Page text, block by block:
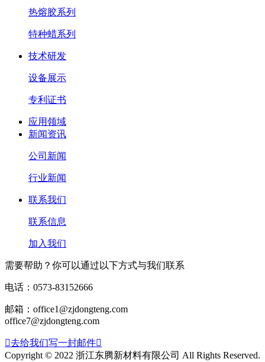
热熔胶系列
特种蜡系列
技术研发
设备展示
专利证书
应用领域
新闻资讯
公司新闻
行业新闻
联系我们
联系信息
加入我们
需要帮助？你可以通过以下方式与我们联系
电话：0573-83152666
邮箱：office1@zjdongteng.com
office7@zjdongteng.com
去给我们写一封邮件
Copyright © 2022 浙江东腾新材料有限公司 All Rights Reserved.